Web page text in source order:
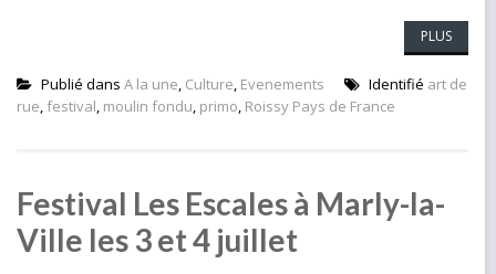
PLUS
Publié dans A la une, Culture, Evenements Identifié art de
rue, festival, moulin fondu, primo, Roissy Pays de France
Festival Les Escales à Marly-la-
Ville les 3 et 4 juillet